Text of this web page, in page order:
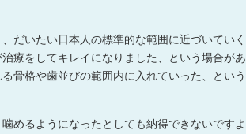
だいたい日本人の標準的な範囲に近づいていく
療をしてキレイになりました、という場合があ
骨格や歯並びの範囲内に入れていった、という
めるようになったとしても納得できないですよ